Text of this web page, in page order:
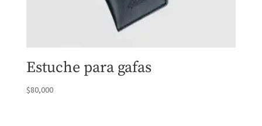
Estuche para gafas
$80,000